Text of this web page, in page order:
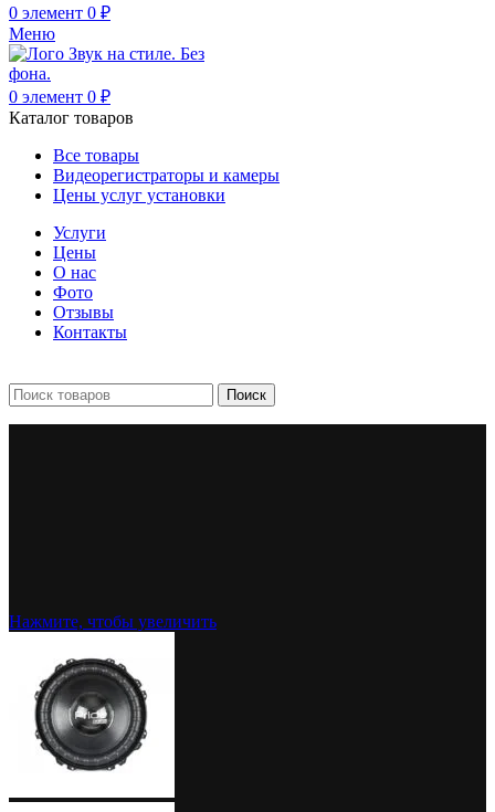
0 элемент 0 ₽
Меню
0 элемент 0 ₽
Каталог товаров
Все товары
Видеорегистраторы и камеры
Цены услуг установки
Услуги
Цены
О нас
Фото
Отзывы
Контакты
Поиск
Нажмите, чтобы увеличить